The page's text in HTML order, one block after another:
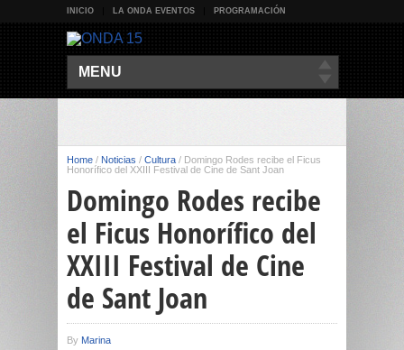
INICIO LA ONDA EVENTOS PROGRAMACIÓN
MENU
Home / Noticias / Cultura / Domingo Rodes recibe el Ficus
Honorífico del XXIII Festival de Cine de Sant Joan
Domingo Rodes recibe
el Ficus Honorífico del
XXIII Festival de Cine
de Sant Joan
By Marina